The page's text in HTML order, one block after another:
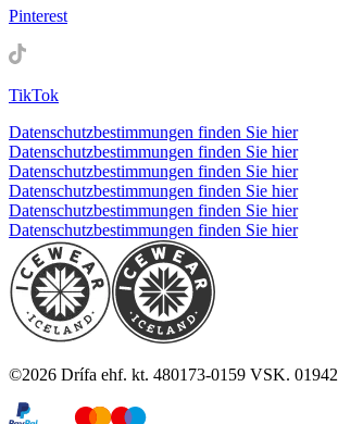
Pinterest
TikTok
Datenschutzbestimmungen finden Sie hier
Datenschutzbestimmungen finden Sie hier
Datenschutzbestimmungen finden Sie hier
Datenschutzbestimmungen finden Sie hier
Datenschutzbestimmungen finden Sie hier
Datenschutzbestimmungen finden Sie hier
©2026 Drífa ehf. kt. 480173-0159 VSK. 01942